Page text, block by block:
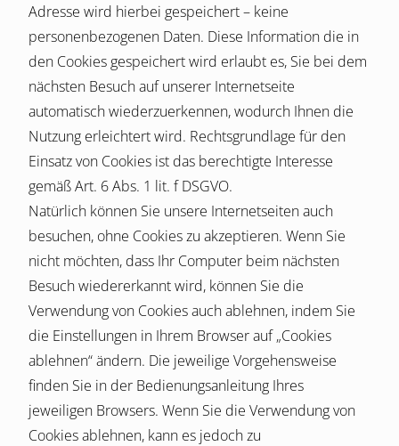
Adresse wird hierbei gespeichert – keine
personenbezogenen Daten. Diese Information die in
den Cookies gespeichert wird erlaubt es, Sie bei dem
nächsten Besuch auf unserer Internetseite
automatisch wiederzuerkennen, wodurch Ihnen die
Nutzung erleichtert wird. Rechtsgrundlage für den
Einsatz von Cookies ist das berechtigte Interesse
gemäß Art. 6 Abs. 1 lit. f DSGVO.
Natürlich können Sie unsere Internetseiten auch
besuchen, ohne Cookies zu akzeptieren. Wenn Sie
nicht möchten, dass Ihr Computer beim nächsten
Besuch wiedererkannt wird, können Sie die
Verwendung von Cookies auch ablehnen, indem Sie
die Einstellungen in Ihrem Browser auf „Cookies
ablehnen“ ändern. Die jeweilige Vorgehensweise
finden Sie in der Bedienungsanleitung Ihres
jeweiligen Browsers. Wenn Sie die Verwendung von
Cookies ablehnen, kann es jedoch zu